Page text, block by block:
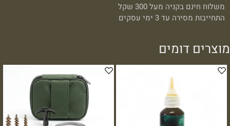
משלוח חינם בקניה מעל 300 שקל
התחייבות מסירה עד 3 ימי עסקים
מוצרים דומים